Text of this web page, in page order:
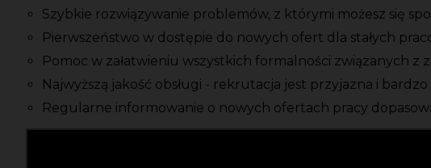
Szybkie rozwiązywanie problemów, z którymi możesz się
Pierwszeństwo w dostępie do nowych ofert dla stałych
Pomoc w załatwieniu wszystkich formalności związanych z
Najwyższą jakość obsługi - rekrutacja jest przyjazna i bardzo
Regularne informowanie o nowych ofertach pracy